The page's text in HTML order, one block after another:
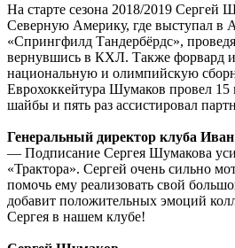
На старте сезона 2018/2019 Сергей
Северную Америку, где выступал в
«Спрингфилд Тандербёрдс»,
вернувшись в КХЛ. Также форвард
национальную и олимпийскую
Еврохоккейтура Шумаков провел 15
шайбы и пять раз ассистировал
Генеральный директор клуба
— Подписание Сергея Шумакова
«Трактора». Сергей очень сильно
помочь ему реализовать свой
добавит положительных эмоций
Сергея в нашем клубе!